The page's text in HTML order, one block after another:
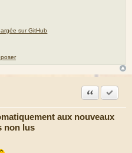
sur GitHub
aux nouveaux
non lus
Citation